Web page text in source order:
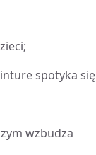
spotyka się
wzbudza